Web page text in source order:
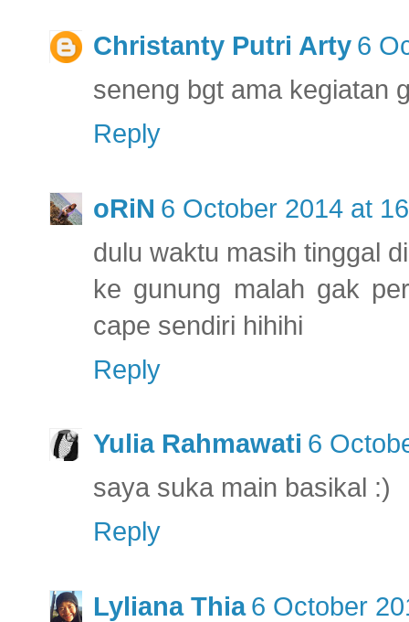
Christanty Putri Arty 6
seneng bgt ama kegiatan
Reply
oRiN 6 October 2014 at
dulu waktu masih tinggal
ke gunung malah gak
cape sendiri hihihi
Reply
Yulia Rahmawati 6
saya suka main basikal :)
Reply
Lyliana Thia 6 October